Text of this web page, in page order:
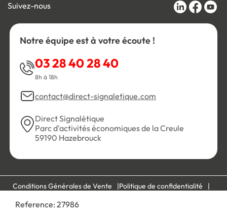
Reference: 27986
Suivez-nous
Notre équipe est à votre écoute !
03 28 40 28 40
8h à 18h
contact@direct-signaletique.com
Direct Signalétique
Parc d'activités économiques de la Creule
59190 Hazebrouck
Conditions Générales de Vente
Politique de confidentialité
Mentions légales